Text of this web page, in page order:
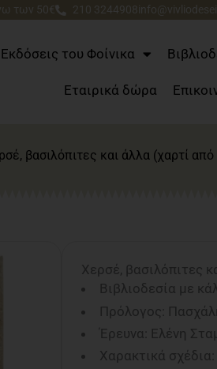
των 50€ 210 3244908
Εκδόσεις του Φοίνικα
Εταιρικά δώρα
βασιλόπιτες και άλλα (χαρτί από
Χερσέ, βασιλόπιτες
Βιβλιοδεσία με
Πρόλογος:
Έρευνα: Ελένη
Χαρακτικά